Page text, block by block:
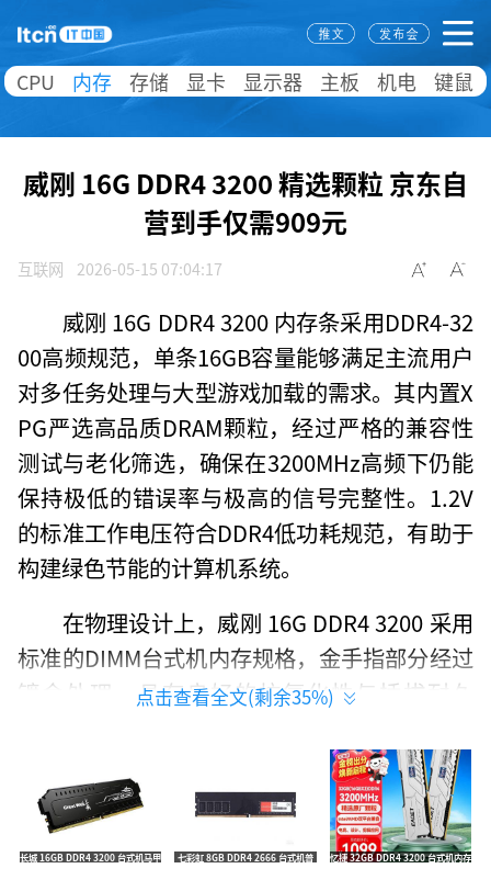
CPU 内存 存储 显卡 显示器 主板 机电 键鼠
威刚 16G DDR4 3200 精选颗粒 京东自
营到手仅需909元
互联网 2026-05-15 07:04:17
威刚 16G DDR4 3200 内存条采用DDR4-32
00高频规范，单条16GB容量能够满足主流用户
对多任务处理与大型游戏加载的需求。其内置X
PG严选高品质DRAM颗粒，经过严格的兼容性
测试与老化筛选，确保在3200MHz高频下仍能
保持极低的错误率与极高的信号完整性。1.2V
的标准工作电压符合DDR4低功耗规范，有助于
构建绿色节能的计算机系统。
在物理设计上，威刚 16G DDR4 3200 采用
标准的DIMM台式机内存规格，金手指部分经过
镀金处理，具有良好的抗氧化性与插拔耐久
有极佳的机箱内部空间兼容性，不会与大型CP
U散热器或显卡发生冲突。即插即用的特性使得
用户无需具备专业知识，即可轻松完成内存扩
容，显著提升系统响应速度。
点击查看全文(剩余35%)
长城 16GB DDR4 3200 台式机马甲
七彩虹 8GB DDR4 2666 台式机普
忆捷 32GB DDR4 3200 台式机内存